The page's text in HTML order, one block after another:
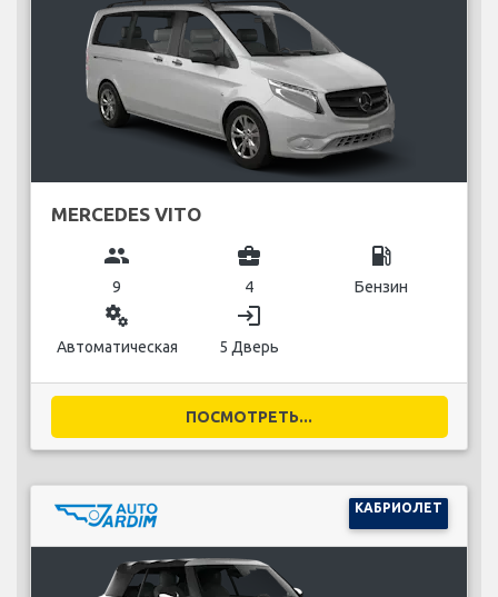
MERCEDES VITO
group
9
business_center
4
local_gas_station
Бензин
miscellaneous_services
Автоматическая
login
5 Дверь
ПОСМОТРЕТЬ...
КАБРИОЛЕТ